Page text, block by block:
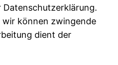
Datenschutzerklärung.
wir können zwingende
dient der